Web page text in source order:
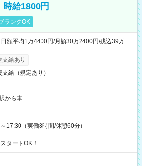
時給1800円
ランクOK
額平均1万4400円/月額30万2400円/残込39万
支給あり
支給（規定あり）
から車
～17:30（実働8時間/休憩60分）
タートOK！